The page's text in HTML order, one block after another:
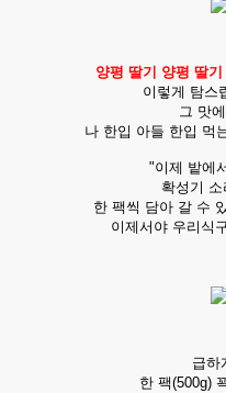
양평 딸기 양평 딸기
이렇게 탐스
그 맛
나 한입 아들 한입 먹
"이제 밭에
확성기
한 팩씩 담아 갈 수
이제서야 우리식
급하
한 팩(500g)